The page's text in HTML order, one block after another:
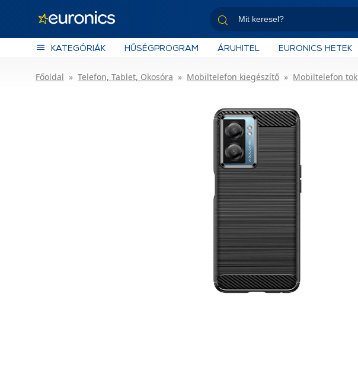
KATEGÓRIÁK HŰSÉGPROGRAM ÁRUHITEL EURONICS HETEK
Főoldal Telefon, Tablet, Okosóra Mobiltelefon kiegészítő Mobiltelefon tok